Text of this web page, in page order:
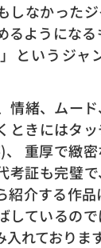
しなかった
るようにな
というジャ
情緒、ムー
ときにはタ
重厚で緻
考証も完璧
紹介する作
しているので
れております